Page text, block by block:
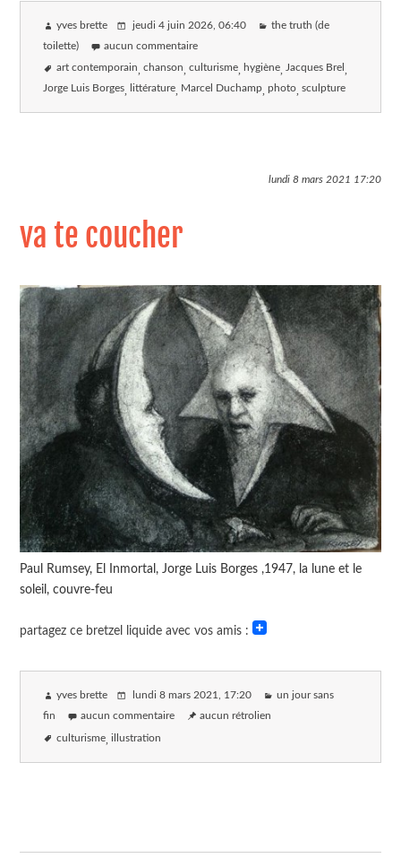
yves brette jeudi 4 juin 2026 , 06:40 the truth (de
toilette) aucun commentaire
art contemporain chanson culturisme hygiène Jacques Brel
Jorge Luis Borges littérature Marcel Duchamp photo sculpture
lundi 8 mars 2021 17:20
va te coucher
Paul Rumsey, El Inmortal, Jorge Luis Borges ,1947, la lune et le
soleil, couvre-feu
partagez ce bretzel liquide avec vos amis :
yves brette lundi 8 mars 2021, 17:20 un jour sans
fin aucun commentaire aucun rétrolien
culturisme illustration